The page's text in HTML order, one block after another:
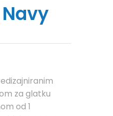
za glatku
od 1